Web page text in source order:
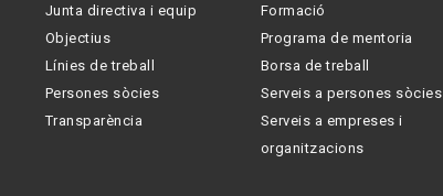
Junta directiva i equip
Objectius
Línies de treball
Persones sòcies
Transparència
Formació
Programa de mentoria
Borsa de treball
Serveis a persones sòcies
Serveis a empreses i
organitzacions